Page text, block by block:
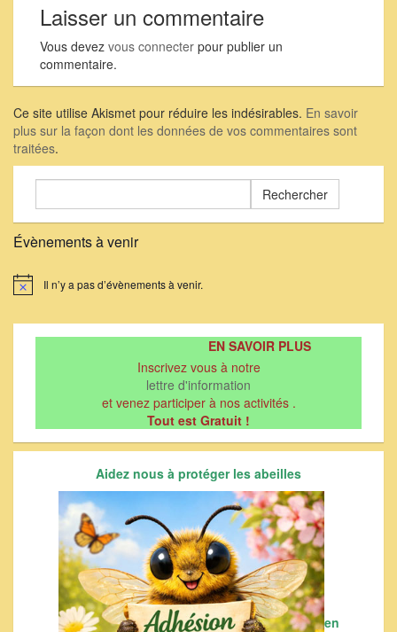
en biodiversité et
écologie très
intéressée par…
Laisser un commentaire
Vous devez vous connecter pour publier un
commentaire.
Ce site utilise Akismet pour réduire les indésirables. En savoir
plus sur la façon dont les données de vos commentaires sont
traitées.
Évènements à venir
Notice Il n’y a pas d’évènements à venir.
EN SAVOIR PLUS
Inscrivez vous à notre
lettre d'information
et venez participer à nos activités .
Tout est Gratuit !
Aidez nous à protéger les abeilles
en